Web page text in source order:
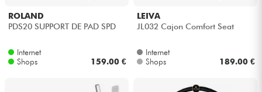
ROLAND
PDS20 SUPPORT DE PAD SPD
Internet
Shops
159.00 €
LEIVA
JL032 Cajon Comfort Seat
Internet
Shops
189.00 €